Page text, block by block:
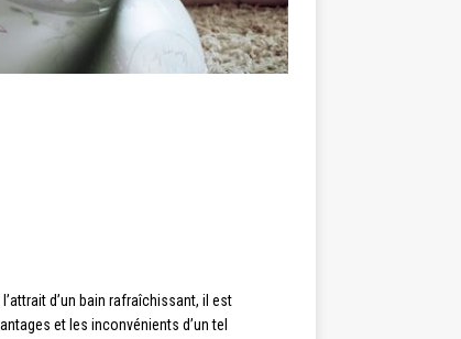
d’un bain rafraîchissant, il est
et les inconvénients d’un tel